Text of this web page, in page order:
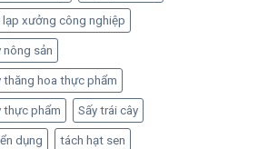
lạp xưởng công nghiệp
nông sản
thăng hoa thực phẩm
thực phẩm Sấy trái cây
dụng tách hạt sen